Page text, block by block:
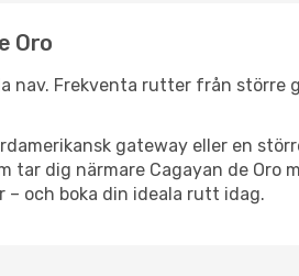
Oro
Frekventa rutter från större
gateway eller en
dig närmare Cagayan de Oro
och boka din ideala rutt idag.